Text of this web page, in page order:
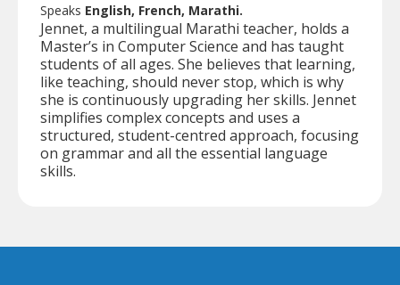
Speaks English, French, Marathi.
Jennet, a multilingual Marathi teacher, holds a
Master’s in Computer Science and has taught
students of all ages. She believes that learning,
like teaching, should never stop, which is why
she is continuously upgrading her skills. Jennet
simplifies complex concepts and uses a
structured, student-centred approach, focusing
on grammar and all the essential language
skills.